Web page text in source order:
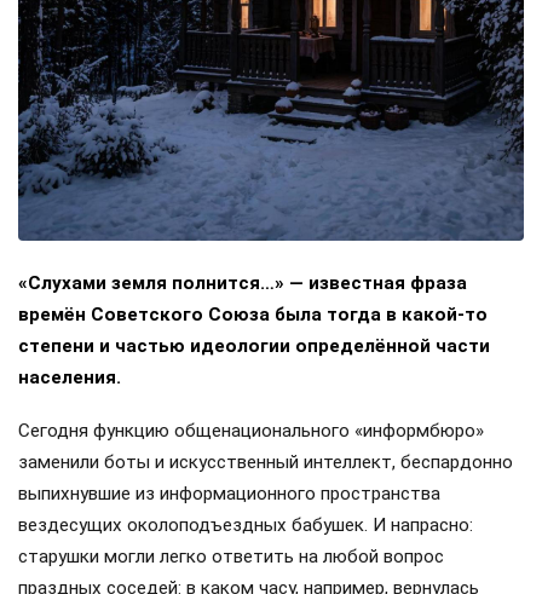
«Слухами земля полнится…» — известная фраза
времён Советского Союза была тогда в какой-то
степени и частью идеологии определённой части
населения.
Сегодня функцию общенационального «информбюро»
заменили боты и искусственный интеллект, беспардонно
выпихнувшие из информационного пространства
вездесущих околоподъездных бабушек. И напрасно:
старушки могли легко ответить на любой вопрос
праздных соседей: в каком часу, например, вернулась